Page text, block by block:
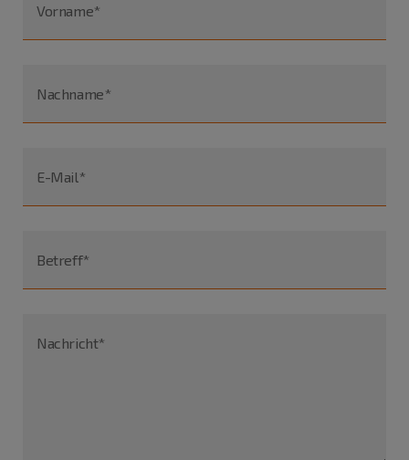
Vorname*
Nachname*
E-Mail*
Betreff*
Nachricht*